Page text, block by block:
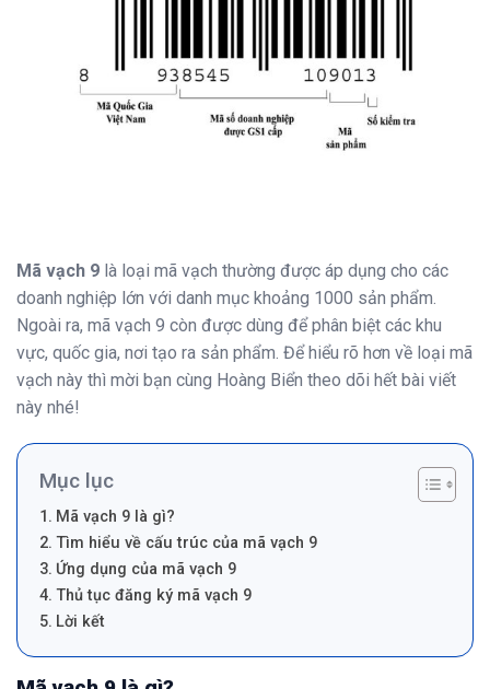
Mã vạch 9 là loại mã vạch thường được áp dụng cho các
doanh nghiệp lớn với danh mục khoảng 1000 sản phẩm.
Ngoài ra, mã vạch 9 còn được dùng để phân biệt các khu
vực, quốc gia, nơi tạo ra sản phẩm. Để hiểu rõ hơn về loại mã
vạch này thì mời bạn cùng Hoàng Biển theo dõi hết bài viết
này nhé!
Mục lục
Mã vạch 9 là gì?
Tìm hiểu về cấu trúc của mã vạch 9
Ứng dụng của mã vạch 9
Thủ tục đăng ký mã vạch 9
Lời kết